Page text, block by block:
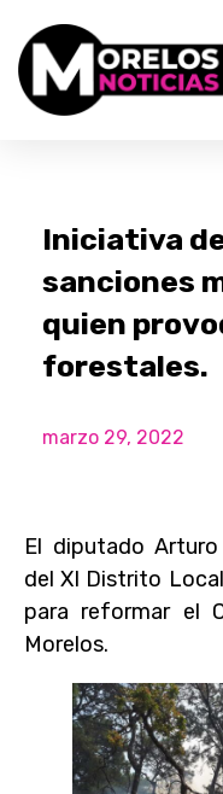
Iniciativa
sanciones
quien
forestales.
marzo 29, 2022
El diputado
del XI Distrito
para reformar el
Morelos.